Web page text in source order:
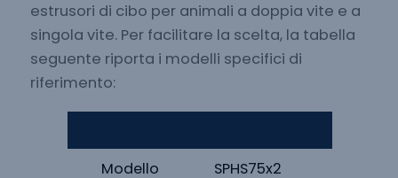
estrusori di cibo per animali a doppia vite e a
singola vite. Per facilitare la scelta, la tabella
seguente riporta i modelli specifici di
riferimento:
Modello
SPHS75x2